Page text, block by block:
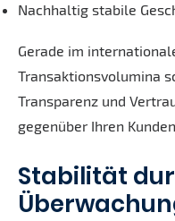
Nachhaltig stabile
Gerade im
Transaktionsvolumina
Transparenz und
gegenüber Ihren
Stabilität